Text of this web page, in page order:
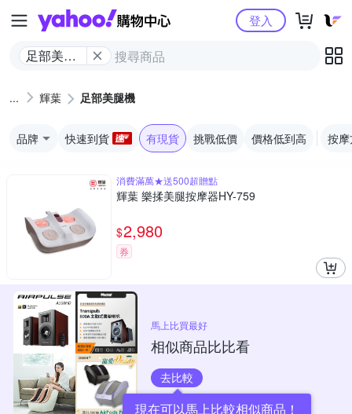
Yahoo購物中心
足部美腿
登入
輝葉 足部美腿機
品牌 快速到貨 有現貨 挑戰低價 價格低到高 按
消費滿萬★送500超贈點
輝葉 樂揉美腿按摩器HY-759
$2,980
券
馬上比買最好
相似商品比比看
去比較
現在可以馬上比較相似商品！